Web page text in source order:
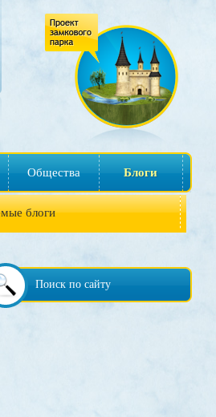
Общества Блоги
блоги
Поиск по сайту